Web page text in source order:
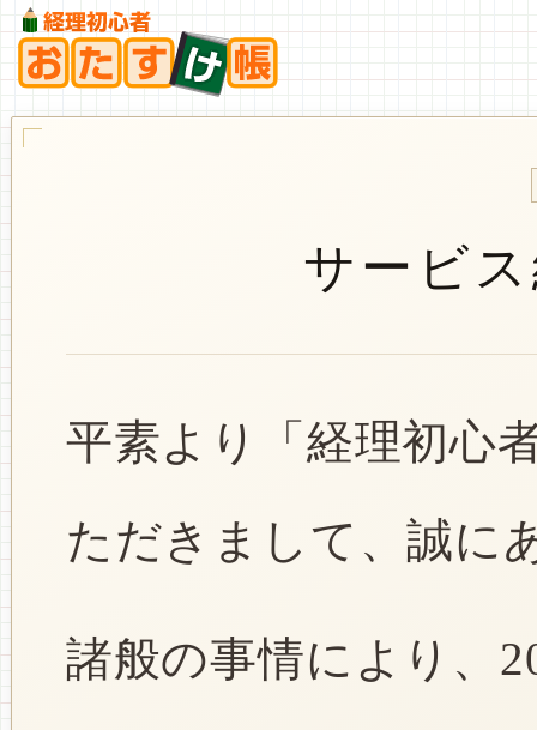
サービ
平素より「経理初心
ただきまして、誠に
諸般の事情により、